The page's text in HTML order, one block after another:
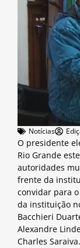
Notícias
O presidente
Rio Grande
autoridades
frente da
convidar para
da instituição
Bacchieri
Alexandre
Charles Saraiva.